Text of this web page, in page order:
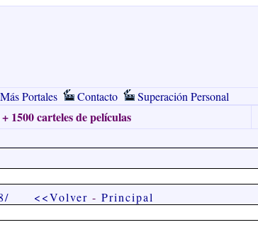
Más Portales Contacto Superación Personal
1500 carteles de películas
<<Volver - Principal